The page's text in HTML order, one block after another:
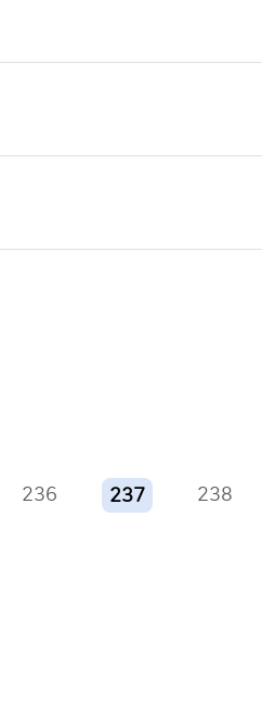
236 237 238